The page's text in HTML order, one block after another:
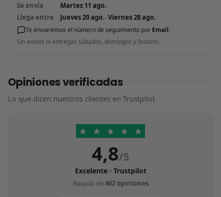
Se envía
Martes 11 ago.
Llega entre
Jueves 20 ago.–Viernes 28 ago.
Te enviaremos el número de seguimiento por Email.
Sin envíos ni entregas sábados, domingos y festivos.
Opiniones verificadas
Lo que dicen nuestros clientes en Trustpilot
★ ★ ★ ★ ★
4,8/5
Excelente · Trustpilot
Basado en 462 opiniones